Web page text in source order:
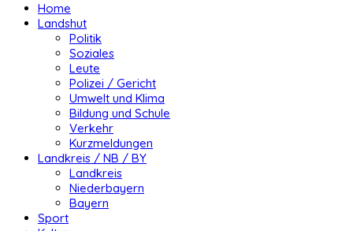
Home
Landshut
Politik
Soziales
Leute
Polizei / Gericht
Umwelt und Klima
Bildung und Schule
Verkehr
Kurzmeldungen
Landkreis / NB / BY
Landkreis
Niederbayern
Bayern
Sport